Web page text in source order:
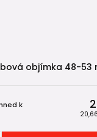
objímka 48-53
k